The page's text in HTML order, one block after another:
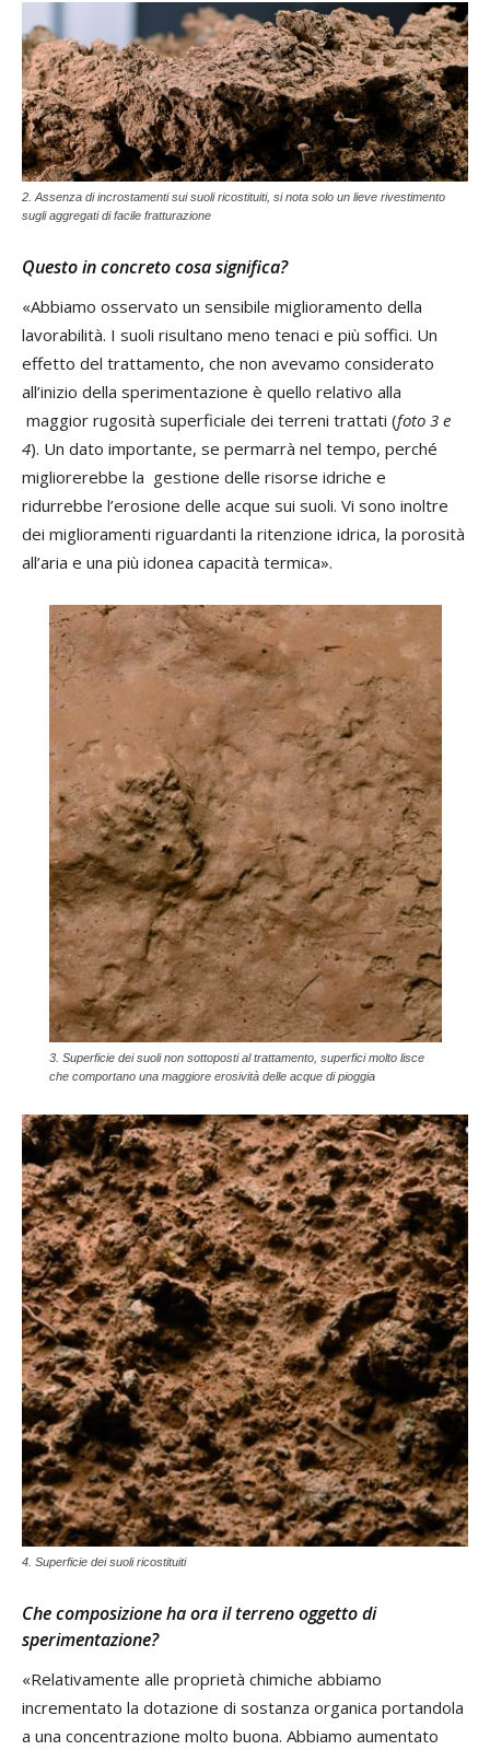
2. Assenza di incrostamenti sui suoli ricostituiti, si nota solo un lieve rivestimento
sugli aggregati di facile fratturazione
Questo in concreto cosa significa?
«Abbiamo osservato un sensibile miglioramento della
lavorabilità. I suoli risultano meno tenaci e più soffici. Un
effetto del trattamento, che non avevamo considerato
all’inizio della sperimentazione è quello relativo alla
maggior rugosità superficiale dei terreni trattati (foto 3 e
4). Un dato importante, se permarrà nel tempo, perché
migliorerebbe la gestione delle risorse idriche e
ridurrebbe l’erosione delle acque sui suoli. Vi sono inoltre
dei miglioramenti riguardanti la ritenzione idrica, la porosità
all’aria e una più idonea capacità termica».
3. Superficie dei suoli non sottoposti al trattamento, superfici molto lisce
che comportano una maggiore erosività delle acque di pioggia
4. Superficie dei suoli ricostituiti
Che composizione ha ora il terreno oggetto di
sperimentazione?
«Relativamente alle proprietà chimiche abbiamo
incrementato la dotazione di sostanza organica portandola
a una concentrazione molto buona. Abbiamo aumentato